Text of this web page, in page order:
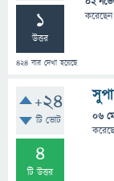
1
উত্তর
424 বার দেখা হয়েছে
করেছেন
+24
টি ভোট
4
টি উত্তর
06